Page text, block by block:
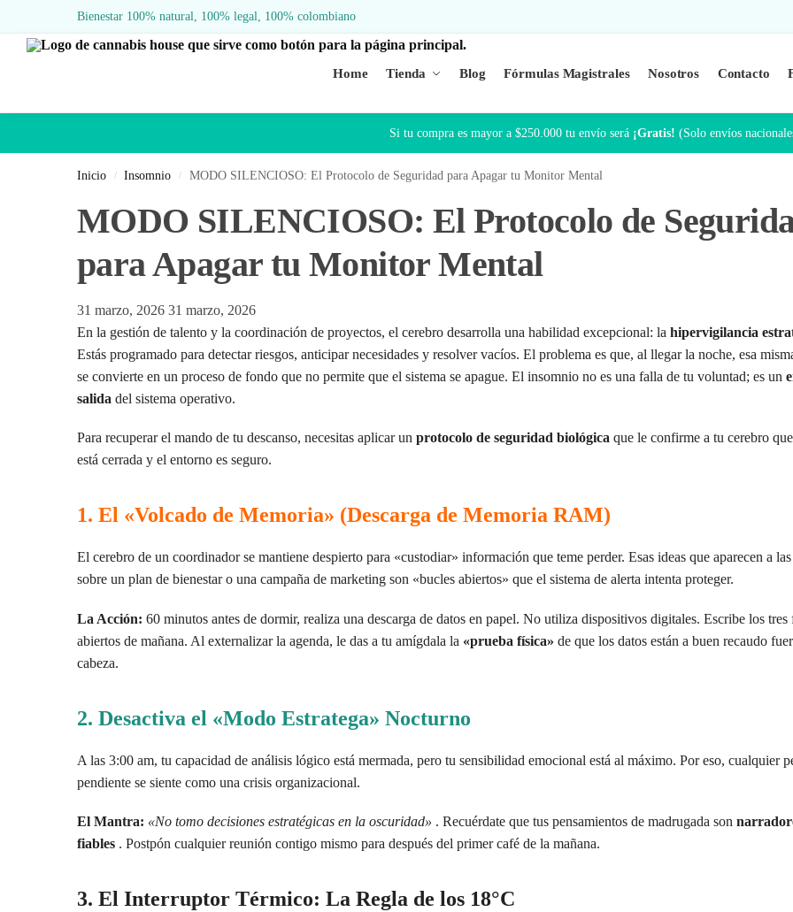
Bienestar 100% natural, 100% legal, 100% colombiano
Home Tienda Blog Fórmulas Magistrales Nosotros Contacto
Si tu compra es mayor a $250.000 tu envío será ¡Gratis! (Solo envíos
Inicio / Insomnio / MODO SILENCIOSO: El Protocolo de Seguridad para Apagar tu Monitor Mental
MODO SILENCIOSO: El Protocolo de
para Apagar tu Monitor Mental
31 marzo, 2026 31 marzo, 2026
En la gestión de talento y la coordinación de proyectos, el cerebro desarrolla una habilidad excepcional: la hipervigilancia
Estás programado para detectar riesgos, anticipar necesidades y resolver vacíos. El problema es que, al llegar la noche, esa
se convierte en un proceso de fondo que no permite que el sistema se apague. El insomnio no es una falla de tu voluntad; es un
salida del sistema operativo.
Para recuperar el mando de tu descanso, necesitas aplicar un protocolo de seguridad biológica que le confirme a tu cerebro
está cerrada y el entorno es seguro.
1. El «Volcado de Memoria» (Descarga de Memoria RAM)
El cerebro de un coordinador se mantiene despierto para «custodiar» información que teme perder. Esas ideas que aparecen a
sobre un plan de bienestar o una campaña de marketing son «bucles abiertos» que el sistema de alerta intenta proteger.
La Acción: 60 minutos antes de dormir, realiza una descarga de datos en papel. No utiliza dispositivos digitales. Escribe los tres
abiertos de mañana. Al externalizar la agenda, le das a tu amígdala la «prueba física» de que los datos están a buen recaudo
cabeza.
2. Desactiva el «Modo Estratega» Nocturno
A las 3:00 am, tu capacidad de análisis lógico está mermada, pero tu sensibilidad emocional está al máximo. Por eso, cualquier
pendiente se siente como una crisis organizacional.
El Mantra: «No tomo decisiones estratégicas en la oscuridad» . Recuérdate que tus pensamientos de madrugada son
fiables . Postpón cualquier reunión contigo mismo para después del primer café de la mañana.
3. El Interruptor Térmico: La Regla de los 18°C